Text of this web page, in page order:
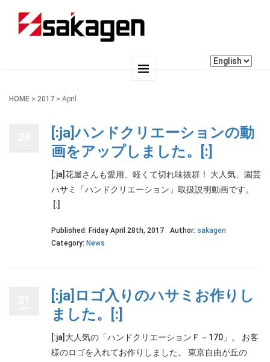
HOME > 2017 > April
[:ja]ハンドクリエーションの動
画をアップしました。[:]
[:ja]花屋さんも愛用、軽くて切れ味抜群！ 大人気、園芸
ハサミ「ハンドクリエーション」取扱説明動画です。
[:]
Published: Friday April 28th, 2017 Author: sakagen
Category: News
[:ja]ロゴ入りのハサミお作りし
ました。[:]
[:ja]大人気の「ハンドクリエーションＦ－170」。 お客
様のロゴを入れてお作りしました。 東京自由が丘の